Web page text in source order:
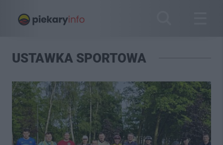
USTAWKA SPORTOWA